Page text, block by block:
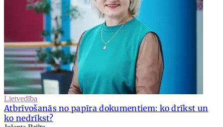
Lietvedība
Atbrīvošanās no papīra dokumentiem: ko drīkst un
ko nedrīkst?